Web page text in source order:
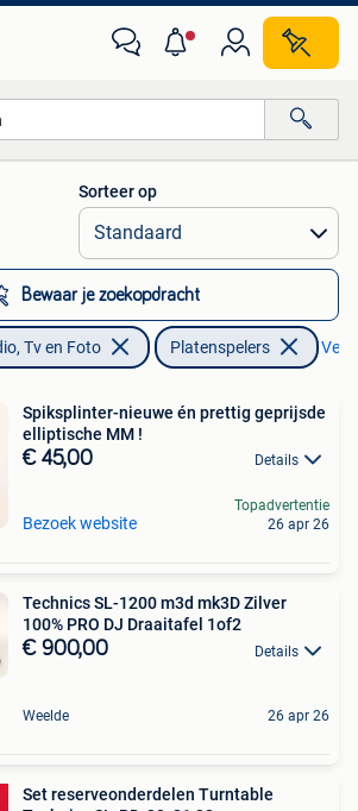
Alle afstanden…
Sorteer op
Bewaar je zoekopdracht
Tv en Foto Platenspelers
Spiksplinter-nieuwe én prettig geprijsde
elliptische MM !
€ 45,00 Details
Bezoek website
Topadvertentie
26 apr 26
Technics SL-1200 m3d mk3D Zilver
100% PRO DJ Draaitafel 1of2
€ 900,00 Details
Weelde 26 apr 26
Set reserveonderdelen Turntable